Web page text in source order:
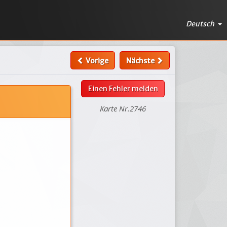
Deutsch
Vorige Nächste
Einen Fehler melden
Karte Nr.2746